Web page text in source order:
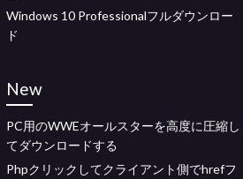
Windows 10 Professionalフルダウンロー
ド
New
PC用のWWEオールスターを高度に圧縮し
てダウンロードする
Phpクリックしてクライアント側でhrefフ